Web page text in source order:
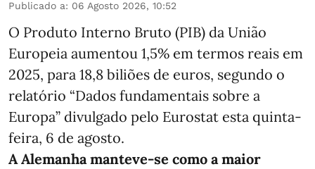
Publicado a: 06 Agosto 2026, 10:52
O Produto Interno Bruto (PIB) da União
Europeia aumentou 1,5% em termos reais em
2025, para 18,8 biliões de euros, segundo o
relatório “Dados fundamentais sobre a
Europa” divulgado pelo Eurostat esta quinta-
feira, 6 de agosto.
A Alemanha manteve‑se como a maior